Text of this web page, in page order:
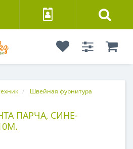
Швейная фурнитура
ПАРЧА, СИНЕ-